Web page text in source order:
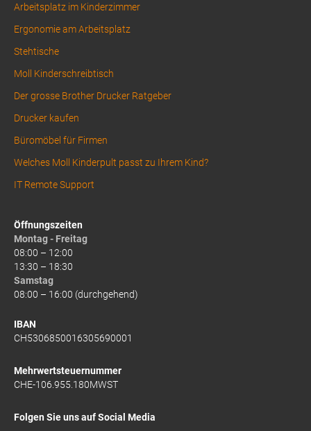
Arbeitsplatz im Kinderzimmer
Ergonomie am Arbeitsplatz
Stehtische
Moll Kinderschreibtisch
Der grosse Brother Drucker Ratgeber
Drucker kaufen
Büromöbel für Firmen
Welches Moll Kinderpult passt zu Ihrem Kind?
IT Remote Support
Öffnungszeiten
Montag - Freitag
08:00 – 12:00
13:30 – 18:30
Samstag
08:00 – 16:00 (durchgehend)
IBAN
CH5306850016305690001
Mehrwertsteuernummer
CHE-106.955.180MWST
Folgen Sie uns auf Social Media